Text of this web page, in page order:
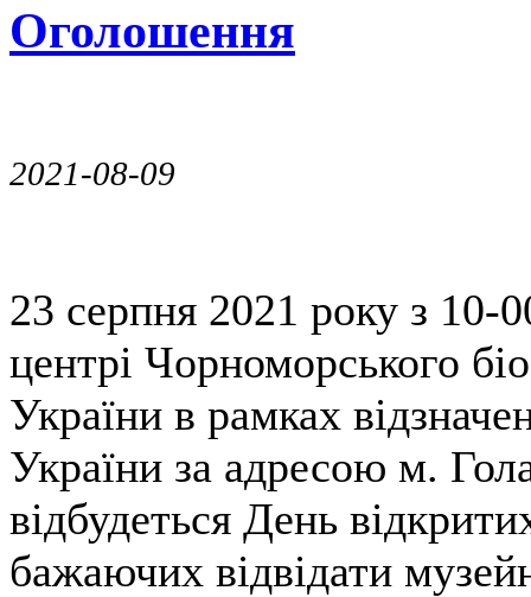
Оголошення
2021-08-09
23 серпня 2021 року з 10-
центрі Чорноморського
України в рамках
України за адресою м.
відбудеться День
бажаючих відвідати